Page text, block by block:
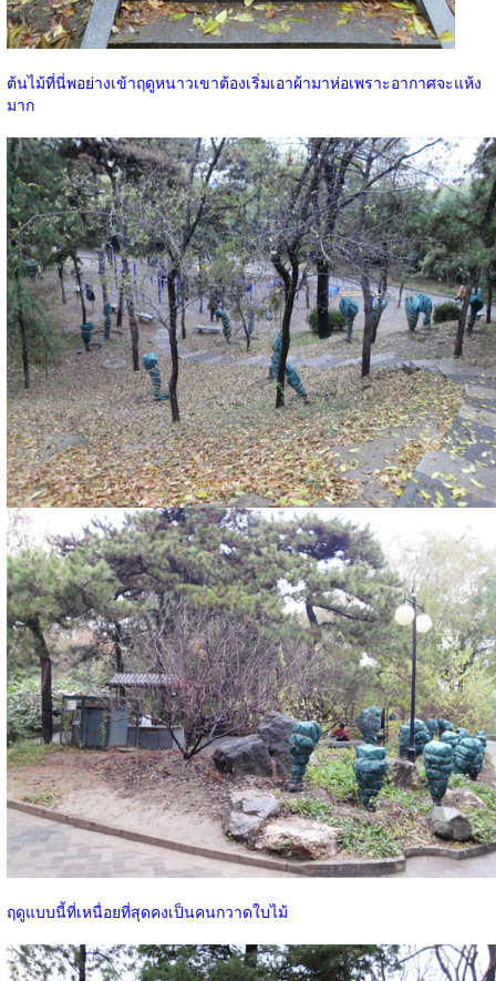
ต้นไม้ที่นี่พอย่างเข้าฤดูหนาวเขาต้องเริ่มเอาผ้ามาห่อเพราะอากาศจะแห้ง
มาก
ฤดูแบบนี้ที่เหนื่อยที่สุดคงเป็นคนกวาดใบไม้